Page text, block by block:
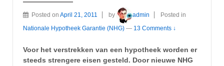
Posted on April 21, 2011 by admin
Posted in
Nationale Hypotheek Garantie (NHG) — 13 Comments ↓
Voor het verstrekken van een hypotheek worden er
steeds strengere eisen gesteld. Door nieuwe NHG